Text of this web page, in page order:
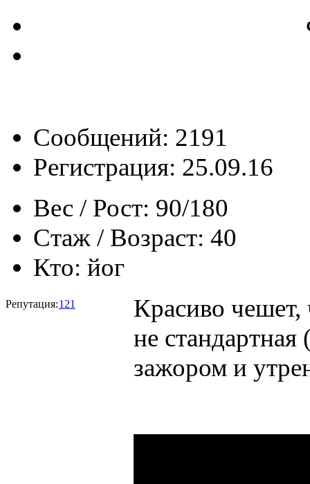
Сообщений: 2191
Регистрация: 25.09.16
Вес / Рост: 90/180
Стаж / Возраст: 40
Кто: йог
Репутация:121
Красиво чешет,
не
зажором и